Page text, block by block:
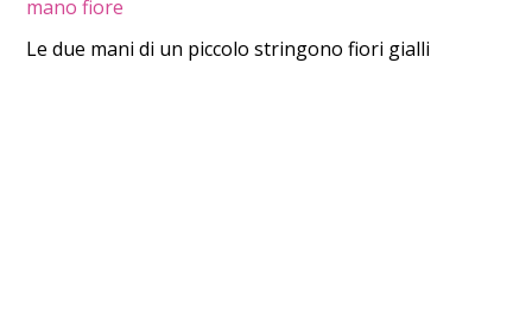
mano fiore
Le due mani di un piccolo stringono fiori gialli